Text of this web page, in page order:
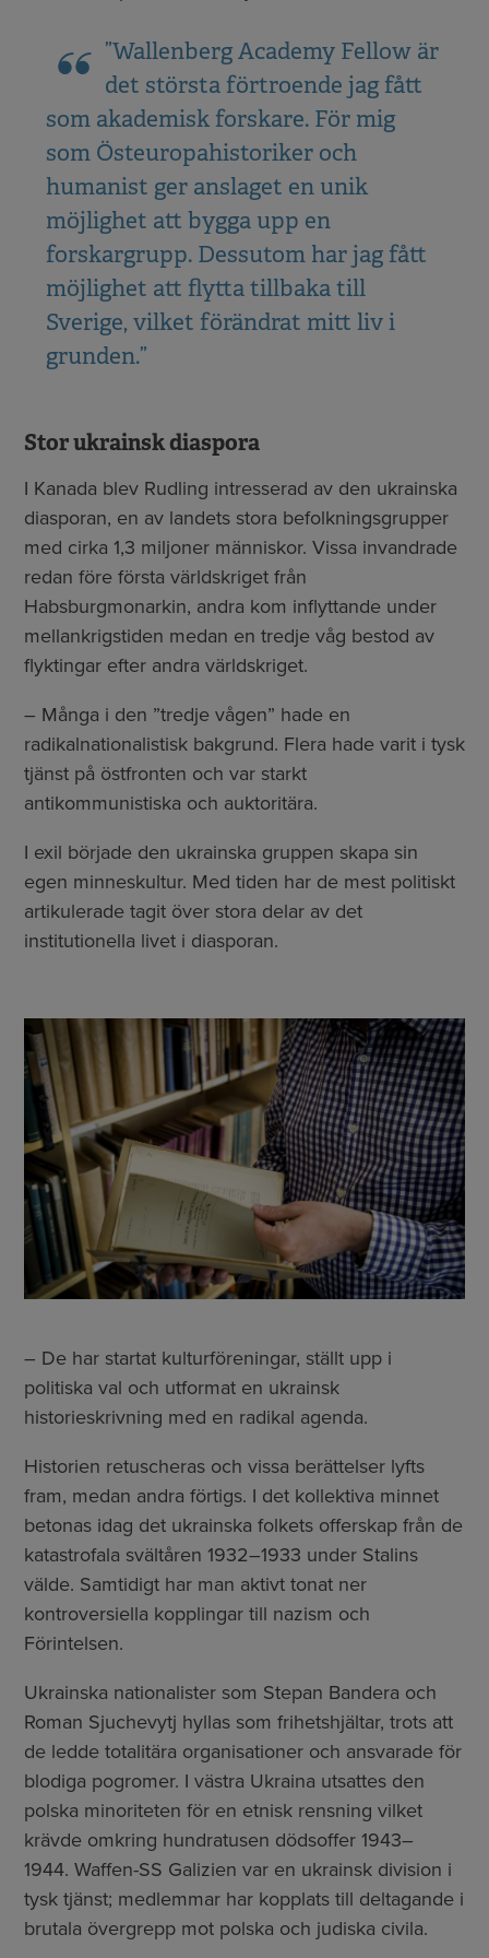
”Wallenberg Academy Fellow är
det största förtroende jag fått
som akademisk forskare. För mig
som Östeuropahistoriker och
humanist ger anslaget en unik
möjlighet att bygga upp en
forskargrupp. Dessutom har jag fått
möjlighet att flytta tillbaka till
Sverige, vilket förändrat mitt liv i
grunden.”
Stor ukrainsk diaspora
I Kanada blev Rudling intresserad av den ukrainska
diasporan, en av landets stora befolkningsgrupper
med cirka 1,3 miljoner människor. Vissa invandrade
redan före första världskriget från
Habsburgmonarkin, andra kom inflyttande under
mellankrigstiden medan en tredje våg bestod av
flyktingar efter andra världskriget.
– Många i den ”tredje vågen” hade en
radikalnationalistisk bakgrund. Flera hade varit i tysk
tjänst på östfronten och var starkt
antikommunistiska och auktoritära.
I exil började den ukrainska gruppen skapa sin
egen minneskultur. Med tiden har de mest politiskt
artikulerade tagit över stora delar av det
institutionella livet i diasporan.
– De har startat kulturföreningar, ställt upp i
politiska val och utformat en ukrainsk
historieskrivning med en radikal agenda.
Historien retuscheras och vissa berättelser lyfts
fram, medan andra förtigs. I det kollektiva minnet
betonas idag det ukrainska folkets offerskap från de
katastrofala svältåren 1932–1933 under Stalins
välde. Samtidigt har man aktivt tonat ner
kontroversiella kopplingar till nazism och
Förintelsen.
Ukrainska nationalister som Stepan Bandera och
Roman Sjuchevytj hyllas som frihetshjältar, trots att
de ledde totalitära organisationer och ansvarade för
blodiga pogromer. I västra Ukraina utsattes den
polska minoriteten för en etnisk rensning vilket
krävde omkring hundratusen dödsoffer 1943–
1944. Waffen-SS Galizien var en ukrainsk division i
tysk tjänst; medlemmar har kopplats till deltagande i
brutala övergrepp mot polska och judiska civila.